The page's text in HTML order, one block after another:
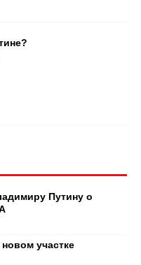
Путину о
участке